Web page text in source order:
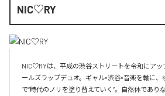
NIC♡RY
NIC♡RYは、平成の渋谷ストリートを令和にアッ
ールズラップデュオ。ギャル×渋谷×音楽を軸に
で“時代のノリを塗り替えていく”。自然体であり